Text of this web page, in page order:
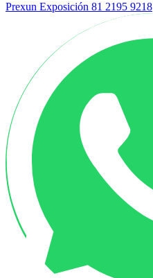
Prexun Exposición 81 2195 9218